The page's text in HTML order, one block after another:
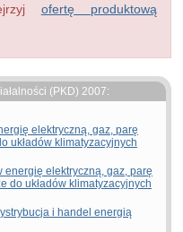
ofertę produktową
(PKD) 2007:
elektryczną, gaz, parę
układów klimatyzacyjnych
elektryczną, gaz, parę
do układów klimatyzacyjnych
i handel energią